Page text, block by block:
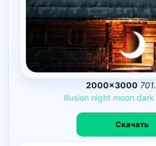
2000×3000
illusion night moon dark
Скачать